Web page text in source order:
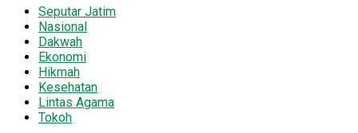
Seputar Jatim
Nasional
Dakwah
Ekonomi
Hikmah
Kesehatan
Lintas Agama
Tokoh